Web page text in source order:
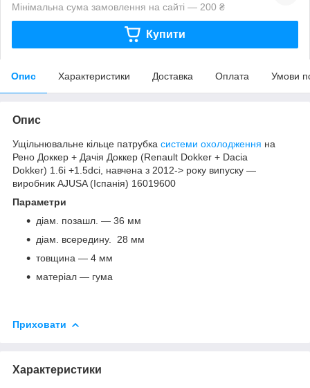
Мінімальна сума замовлення на сайті — 200 ₴
Купити
Опис Характеристики Доставка Оплата Умови
Опис
Ущільнювальне кільце патрубка системи охолодження на
Рено Доккер + Дачія Доккер (Renault Dokker + Dacia
Dokker) 1.6i +1.5dci, навчена з 2012-> року випуску —
виробник AJUSA (Іспанія) 16019600
Параметри
діам. позашл. — 36 мм
діам. всередину. 28 мм
товщина — 4 мм
матеріал — гума
Приховати
Характеристики